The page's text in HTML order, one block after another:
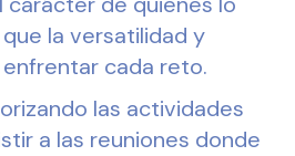
la versatilidad y
cada reto.
las actividades
a las reuniones donde